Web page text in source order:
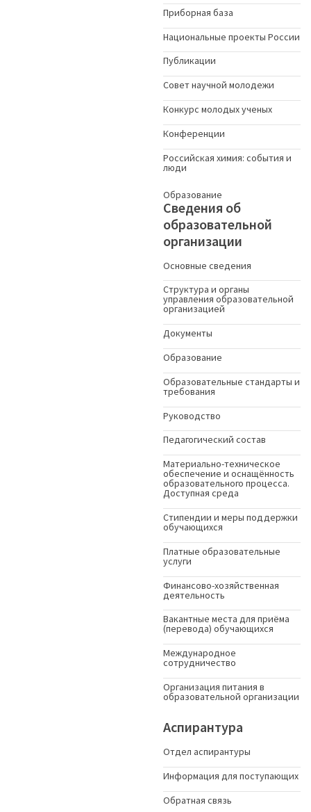
Приборная база
Национальные проекты России
Публикации
Совет научной молодежи
Конкурс молодых ученыx
Конференции
Российская химия: события и
люди
Образование
Сведения об
образовательной
организации
Основные сведения
Структура и органы
управления образовательной
организацией
Документы
Образование
Образовательные стандарты и
требования
Руководство
Педагогический состав
Материально-техническое
обеспечение и оснащённость
образовательного процесса.
Доступная среда
Стипендии и меры поддержки
обучающихся
Платные образовательные
услуги
Финансово-хозяйственная
деятельность
Вакантные места для приёма
(перевода) обучающихся
Международное
сотрудничество
Организация питания в
образовательной организации
Аспирантура
Отдел аспирантуры
Информация для поступающих
Обратная связь